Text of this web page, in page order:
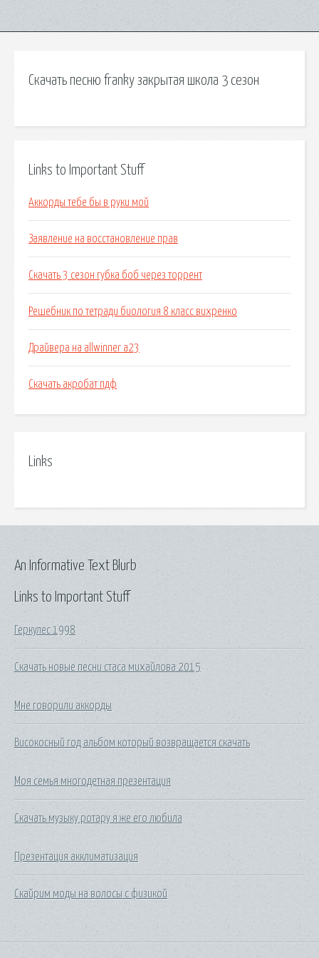
Скачать песню franky закрытая школа 3 сезон
Links to Important Stuff
Аккорды тебе бы в руки мой
Заявление на восстановление прав
Скачать 3 сезон губка боб через торрент
Решебник по тетради биология 8 класс вихренко
Драйвера на allwinner a23
Скачать акробат пдф
Links
Links to Important Stuff
Геркулес 1998
Скачать новые песни стаса михайлова 2015
Мне говорили аккорды
Високосный год альбом который возвращается скачать
Моя семья многодетная презентация
Скачать музыку ротару я же его любила
Презентация акклиматизация
Скайрим моды на волосы с физикой
An Informative Text Blurb